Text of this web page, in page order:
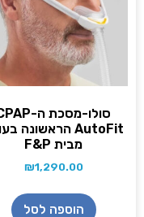
סולו-מסכת ה-CPAP
AutoFit הראשונה בעולם
מבית F&P
₪1,290.00
הוספה לסל